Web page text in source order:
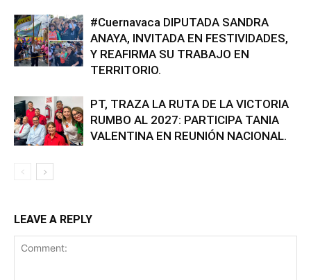
#Cuernavaca DIPUTADA SANDRA
ANAYA, INVITADA EN FESTIVIDADES,
Y REAFIRMA SU TRABAJO EN
TERRITORIO.
PT, TRAZA LA RUTA DE LA VICTORIA
RUMBO AL 2027: PARTICIPA TANIA
VALENTINA EN REUNIÓN NACIONAL.
LEAVE A REPLY